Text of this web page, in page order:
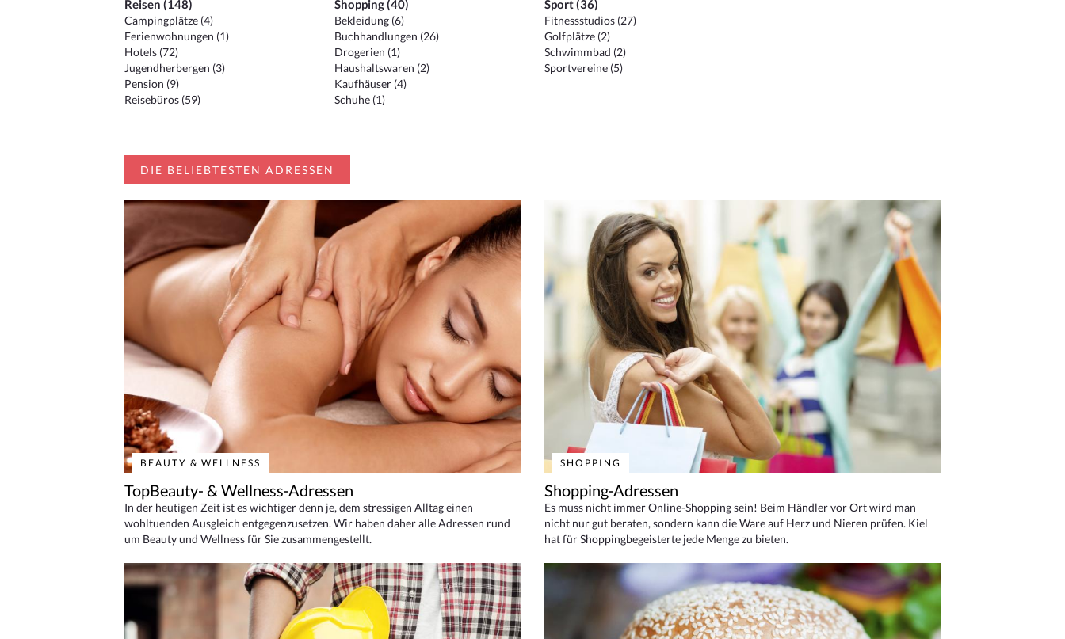
Reisen (148)
Campingplätze (4)
Ferienwohnungen (1)
Hotels (72)
Jugendherbergen (3)
Pension (9)
Reisebüros (59)
Shopping (40)
Bekleidung (6)
Buchhandlungen (26)
Drogerien (1)
Haushaltswaren (2)
Kaufhäuser (4)
Schuhe (1)
Sport (36)
Fitnessstudios (27)
Golfplätze (2)
Schwimmbad (2)
Sportvereine (5)
DIE BELIEBTESTEN ADRESSEN
BEAUTY & WELLNESS
TopBeauty- & Wellness-Adressen
In der heutigen Zeit ist es wichtiger denn je, dem stressigen Alltag einen
wohltuenden Ausgleich entgegenzusetzen. Wir haben daher alle Adressen rund
um Beauty und Wellness für Sie zusammengestellt.
SHOPPING
Shopping-Adressen
Es muss nicht immer Online-Shopping sein! Beim Händler vor Ort wird man
nicht nur gut beraten, sondern kann die Ware auf Herz und Nieren prüfen. Kiel
hat für Shoppingbegeisterte jede Menge zu bieten.